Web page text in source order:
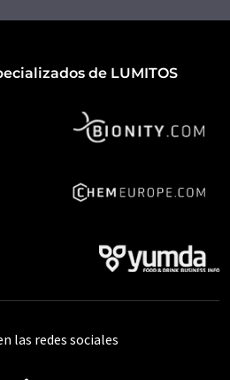
de LUMITOS
las redes sociales